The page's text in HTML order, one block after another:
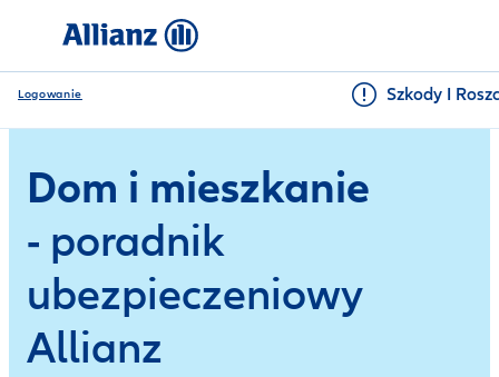
Logowanie Szkody I
Dom i mieszkanie
- poradnik
ubezpieczeniowy
Allianz